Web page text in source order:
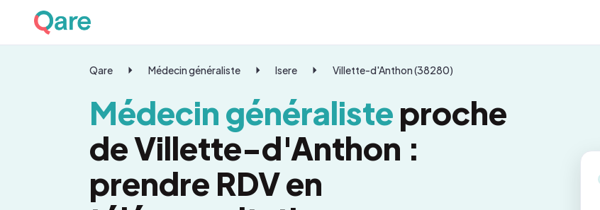
Qare Médecin généraliste Isere Villette-d'Anthon (38280)
Médecin généralisteproche
de Villette-d'Anthon :
prendre RDV en